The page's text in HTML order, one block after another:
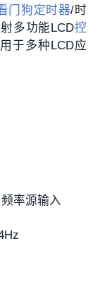
门狗定时器/时
多功能LCD控
于多种LCD应
率源输入